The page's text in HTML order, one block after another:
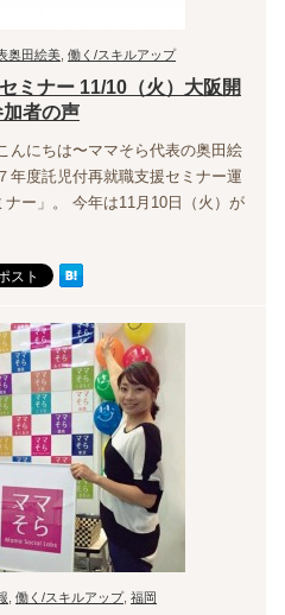
奥田絵美 働く/スキルアップ
ミナー 11/10（火）大阪開
者の声
んにちは〜ママそら代表の奥田絵
度託児付再就職支援セミナー運
ー」。 今年は11月10日（火）が
働く/スキルアップ, 福岡